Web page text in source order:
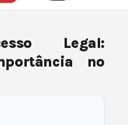
Legal:
no